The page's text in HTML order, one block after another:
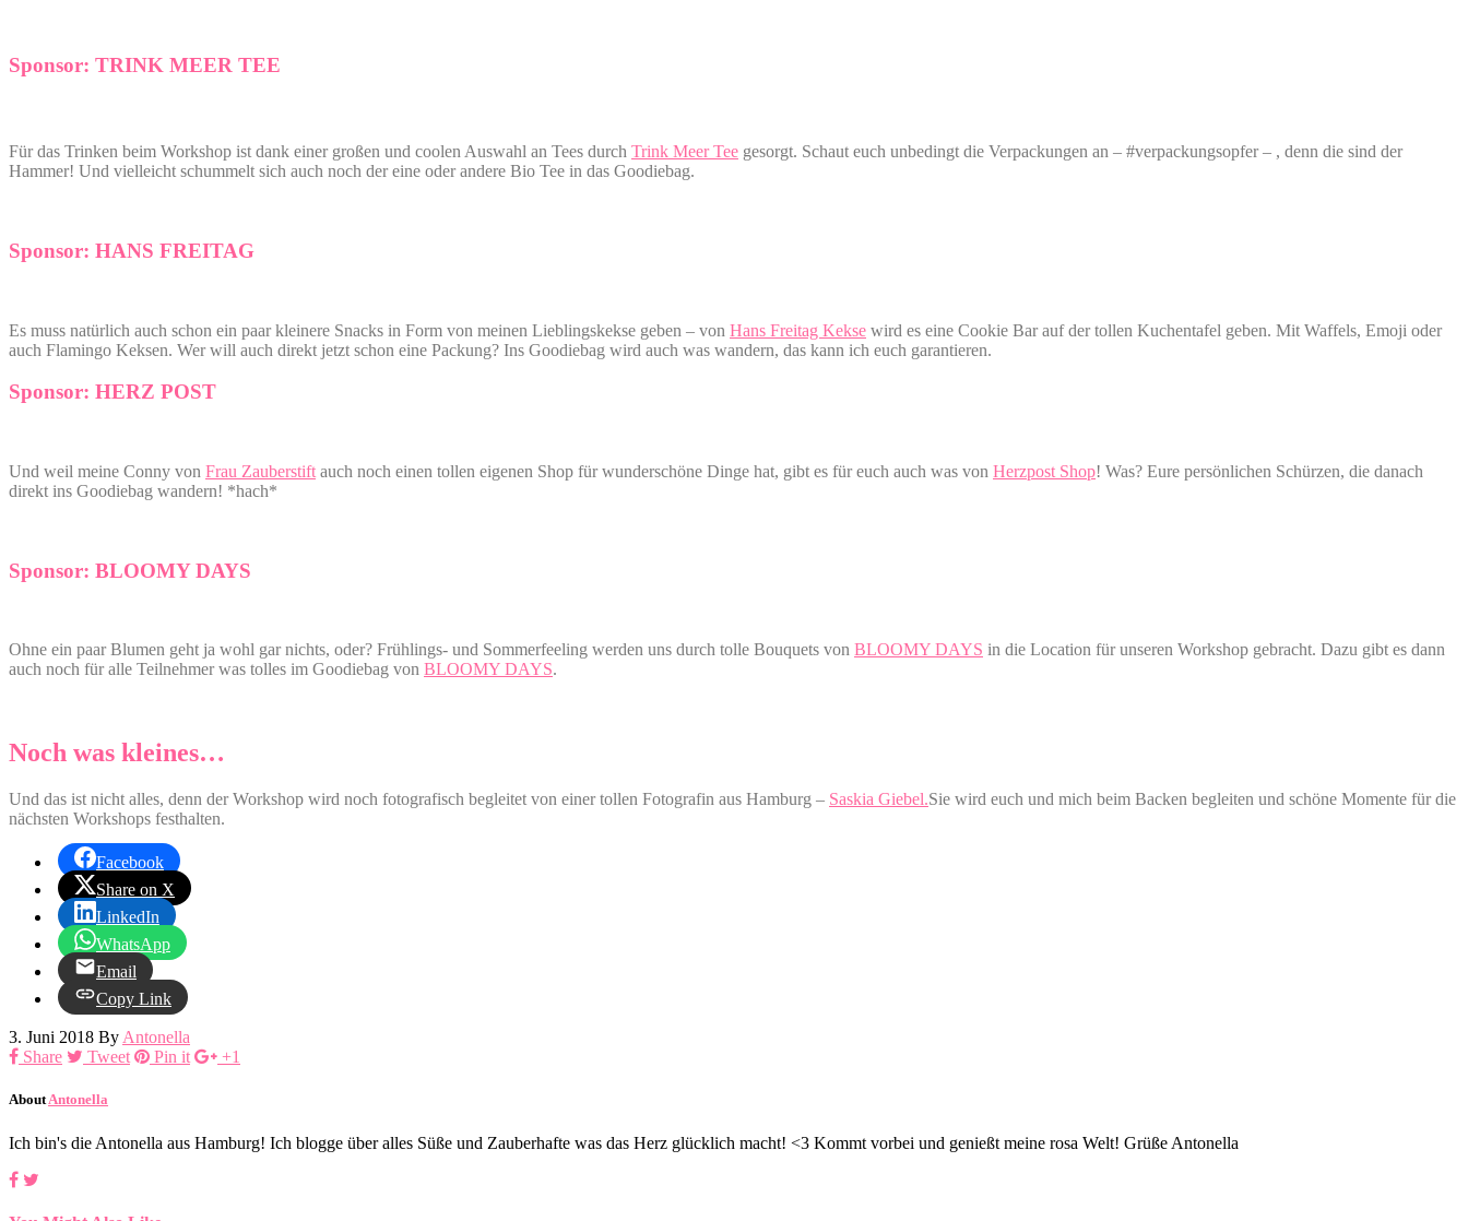
Sponsor: TRINK MEER TEE
Für das Trinken beim Workshop ist dank einer großen und coolen Auswahl an Tees durch Trink Meer Tee gesorgt. Schaut euch unbedingt die Verpackungen an – #verpackungsopfer – , denn die sind der
Hammer! Und vielleicht schummelt sich auch noch der eine oder andere Bio Tee in das Goodiebag.
Sponsor: HANS FREITAG
Es muss natürlich auch schon ein paar kleinere Snacks in Form von meinen Lieblingskekse geben – von Hans Freitag Kekse wird es eine Cookie Bar auf der tollen Kuchentafel geben. Mit Waffels, Emoji oder
auch Flamingo Keksen. Wer will auch direkt jetzt schon eine Packung? Ins Goodiebag wird auch was wandern, das kann ich euch garantieren.
Sponsor: HERZ POST
Und weil meine Conny von Frau Zauberstift auch noch einen tollen eigenen Shop für wunderschöne Dinge hat, gibt es für euch auch was von Herzpost Shop! Was? Eure persönlichen Schürzen, die danach
direkt ins Goodiebag wandern! *hach*
Sponsor: BLOOMY DAYS
Ohne ein paar Blumen geht ja wohl gar nichts, oder? Frühlings- und Sommerfeeling werden uns durch tolle Bouquets von BLOOMY DAYS in die Location für unseren Workshop gebracht. Dazu gibt es dann
auch noch für alle Teilnehmer was tolles im Goodiebag von BLOOMY DAYS.
Noch was kleines…
Und das ist nicht alles, denn der Workshop wird noch fotografisch begleitet von einer tollen Fotografin aus Hamburg – Saskia Giebel.Sie wird euch und mich beim Backen begleiten und schöne Momente für die
nächsten Workshops festhalten.
Facebook
Share on X
LinkedIn
WhatsApp
Email
Copy Link
3. Juni 2018 By Antonella
Share
Tweet Pin it +1
AboutAntonella
Ich bin's die Antonella aus Hamburg! Ich blogge über alles Süße und Zauberhafte was das Herz glücklich macht! <3 Kommt vorbei und genießt meine rosa Welt! Grüße Antonella